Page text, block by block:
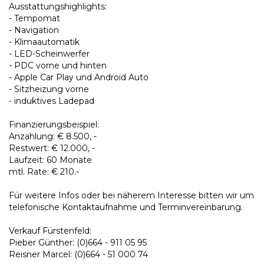
Ausstattungshighlights:
- Tempomat
- Navigation
- Klimaautomatik
- LED-Scheinwerfer
- PDC vorne und hinten
- Apple Car Play und Android Auto
- Sitzheizung vorne
- induktives Ladepad
Finanzierungsbeispiel:
Anzahlung: € 8.500, -
Restwert: € 12.000, -
Laufzeit: 60 Monate
mtl. Rate: € 210.-
Für weitere Infos oder bei näherem Interesse bitten wir um
telefonische Kontaktaufnahme und Terminvereinbarung.
Verkauf Fürstenfeld:
Pieber Günther: (0)664 - 911 05 95
Reisner Marcel: (0)664 - 51 000 74